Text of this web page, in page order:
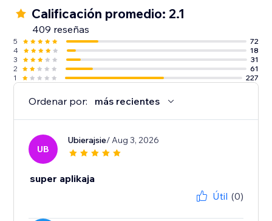
Calificación promedio: 2.1
409 reseñas
5
72
4
18
3
31
2
61
1
227
Ordenar por: más recientes
UB
Ubierajsie/ Aug 3, 2026
super aplikaja
Útil (0)